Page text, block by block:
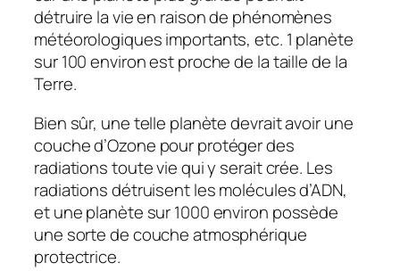
détruire la vie en raison de phénomènes
météorologiques importants, etc. 1 planète
sur 100 environ est proche de la taille de la
Terre.
Bien sûr, une telle planète devrait avoir une
couche d’Ozone pour protéger des
radiations toute vie qui y serait crée. Les
radiations détruisent les molécules d’ADN,
et une planète sur 1000 environ possède
une sorte de couche atmosphérique
protectrice.